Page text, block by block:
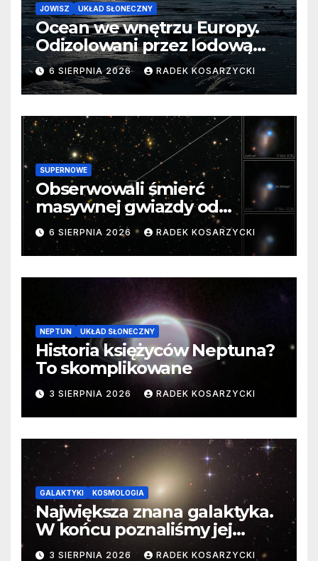
JOWISZ UKŁAD SŁONECZNY
Ocean we wnętrzu Europy.
Odizolowani przez lodową
barierę
6 SIERPNIA 2026 RADEK KOSARZYCKI
SUPERNOWE
Obserwowali śmierć
masywnej gwiazdy od
samego początku. Niezwykle
cenne dane
6 SIERPNIA 2026 RADEK KOSARZYCKI
NEPTUN UKŁAD SŁONECZNY
Historia księżyców Neptuna?
To skomplikowane
3 SIERPNIA 2026 RADEK KOSARZYCKI
GALAKTYKI KOSMOLOGIA
Największa znana galaktyka.
W końcu poznaliśmy jej
faktyczne wymiary
3 SIERPNIA 2026 RADEK KOSARZYCKI